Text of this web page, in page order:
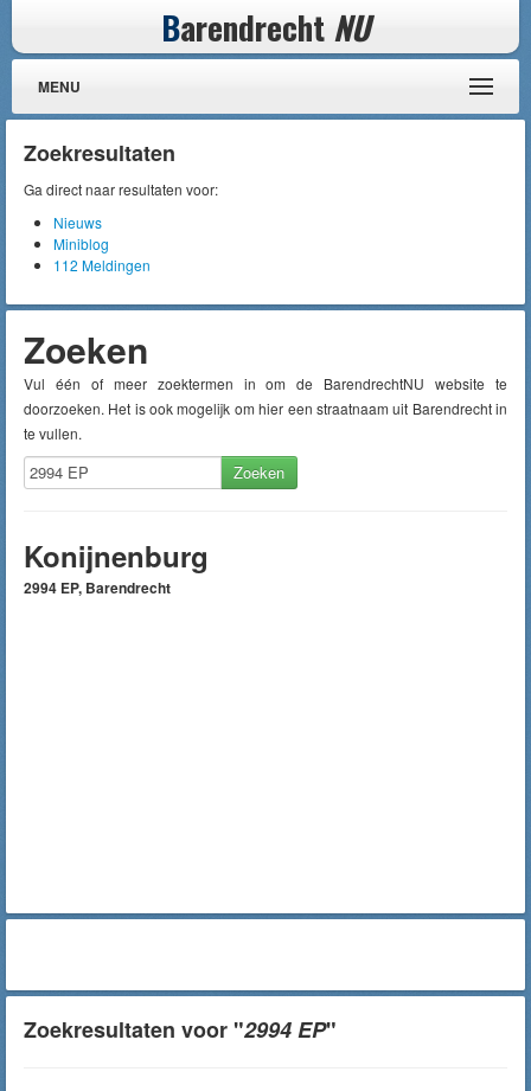
Barendrecht NU
MENU
Zoekresultaten
Ga direct naar resultaten voor:
Nieuws
Miniblog
112 Meldingen
Zoeken
Vul één of meer zoektermen in om de BarendrechtNU website te
doorzoeken. Het is ook mogelijk om hier een straatnaam uit Barendrecht in
te vullen.
Zoeken
Konijnenburg
2994 EP, Barendrecht
Zoekresultaten voor "2994 EP"